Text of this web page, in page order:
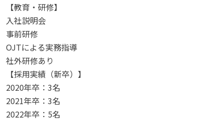
【教育・研修】
入社説明会
事前研修
OJTによる実務指導
社外研修あり
【採用実績（新卒）】
2020年卒：3名
2021年卒：3名
2022年卒：5名